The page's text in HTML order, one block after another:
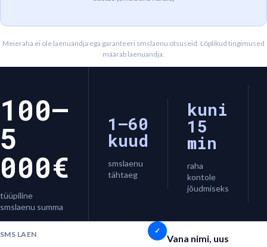
Meieraha ei ole laenuandja ega garanteeri smslaenu otsuseid. Lõplikud tingimused
määrab laenuandja.
100–
5
000€
tüüpiline
smslaenu summa
1–60
kuud
smslaenu
tähtaeg
kuni
15
min
raha
kontole
jõudmiseks
SMS LAEN ✓
Vana nimi, uus